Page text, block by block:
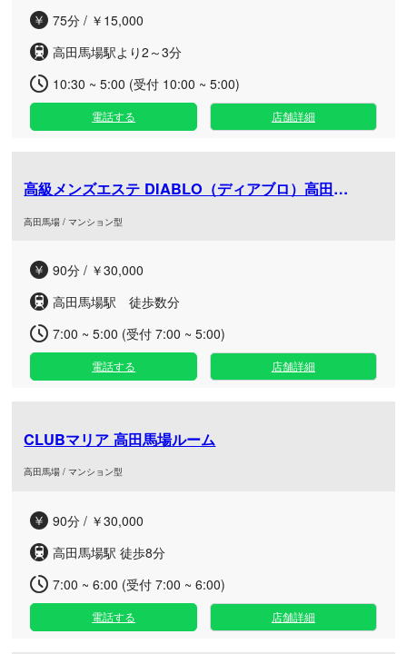
75分 / ￥15,000
高田馬場駅より2～3分
10:30 ~ 5:00 (受付 10:00 ~ 5:00)
電話する 店舗詳細
高級メンズエステ DIABLO（ディアブロ）高田馬場ルーム
高田馬場 / マンション型
90分 / ￥30,000
高田馬場駅 徒歩数分
7:00 ~ 5:00 (受付 7:00 ~ 5:00)
電話する 店舗詳細
CLUBマリア 高田馬場ルーム
高田馬場 / マンション型
90分 / ￥30,000
高田馬場駅 徒歩8分
7:00 ~ 6:00 (受付 7:00 ~ 6:00)
電話する 店舗詳細